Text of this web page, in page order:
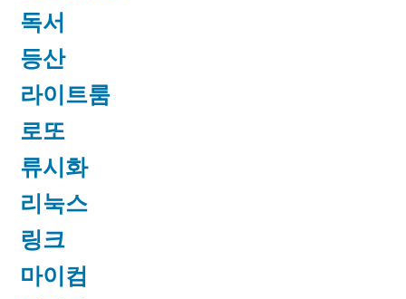
독서
등산
라이트룸
로또
류시화
리눅스
링크
마이컴